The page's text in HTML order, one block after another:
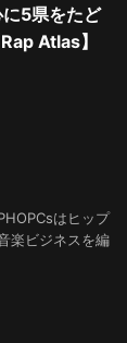
5県をたど
Atlas】
はヒップ
楽ビジネスを編